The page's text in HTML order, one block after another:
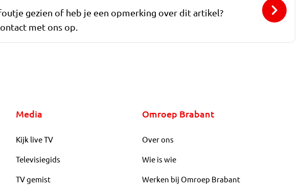
gezien of heb je een opmerking over dit artikel?
met ons op.
Media
Kijk live TV
Televisiegids
TV gemist
Omroep Brabant
Over ons
Wie is wie
Werken bij Omroep Brabant